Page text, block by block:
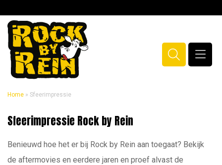
Rock by Rein
Home » Sfeerimpressie
Sfeerimpressie Rock by Rein
Benieuwd hoe het er bij Rock by Rein aan toegaat? Bekijk
de aftermovies en eerdere jaren en proef alvast de